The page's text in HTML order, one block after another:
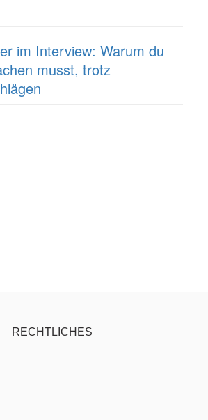
im Interview: Warum du
musst, trotz
RECHTLICHES